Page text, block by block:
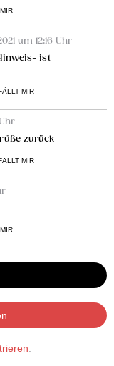
um 12:16 Uhr
ist
MIR
zurück
MIR